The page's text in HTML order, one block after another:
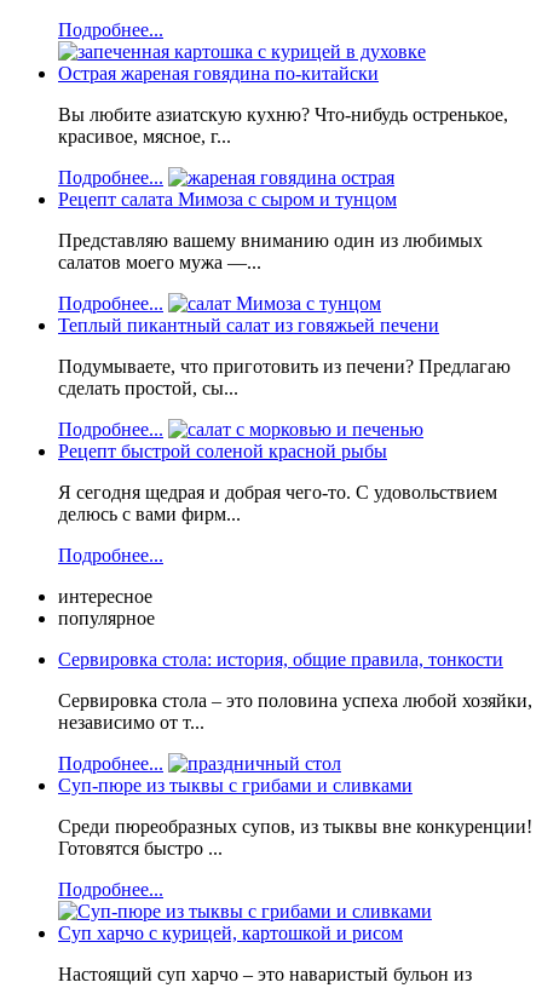
Подробнее...
Острая жареная говядина по-китайски
Вы любите азиатскую кухню? Что-нибудь остренькое,
красивое, мясное, г...
Подробнее...
Рецепт салата Мимоза с сыром и тунцом
Представляю вашему вниманию один из любимых
салатов моего мужа —...
Подробнее...
Теплый пикантный салат из говяжьей печени
Подумываете, что приготовить из печени? Предлагаю
сделать простой, сы...
Подробнее...
Рецепт быстрой соленой красной рыбы
Я сегодня щедрая и добрая чего-то. С удовольствием
делюсь с вами фирм...
Подробнее...
интересное
популярное
Сервировка стола: история, общие правила, тонкости
Сервировка стола – это половина успеха любой хозяйки,
независимо от т...
Подробнее...
Суп-пюре из тыквы с грибами и сливками
Среди пюреобразных супов, из тыквы вне конкуренции!
Готовятся быстро ...
Подробнее...
Суп харчо с курицей, картошкой и рисом
Настоящий суп харчо – это наваристый бульон из